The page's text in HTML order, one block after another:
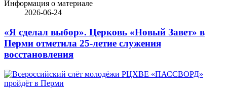
Информация о материале
2026-06-24
«Я сделал выбор». Церковь «Новый Завет» в
Перми отметила 25-летие служения
восстановления